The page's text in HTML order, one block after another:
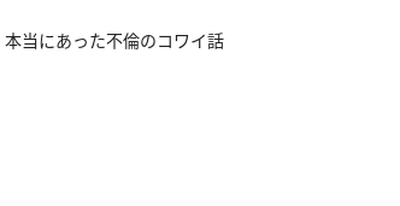
当にあった不倫のコワイ話